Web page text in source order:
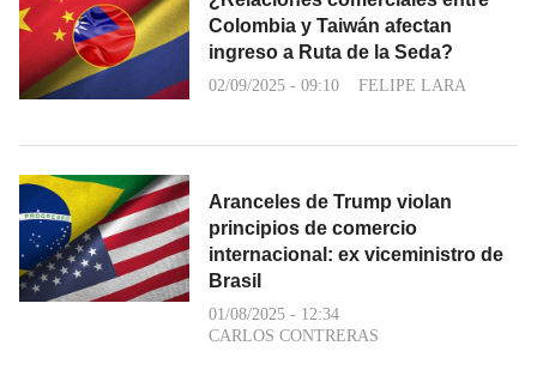
Colombia y Taiwán afectan
ingreso a Ruta de la Seda?
02/09/2025 - 09:10 FELIPE LARA
Aranceles de Trump violan
principios de comercio
internacional: ex viceministro de
Brasil
01/08/2025 - 12:34
CARLOS CONTRERAS